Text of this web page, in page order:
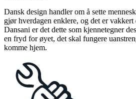
Dansk design handler om å sette
gjør hverdagen enklere, og det er vakkert
Dansani er det dette som kjennetegner
en fryd for øyet, det skal fungere
komme hjem.